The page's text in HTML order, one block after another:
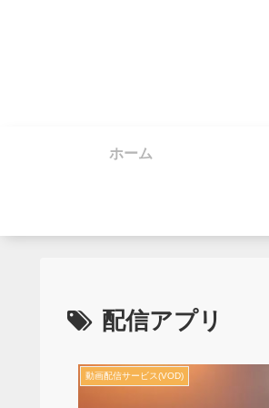
ホーム
配信アプリ
動画配信サービス(VOD)